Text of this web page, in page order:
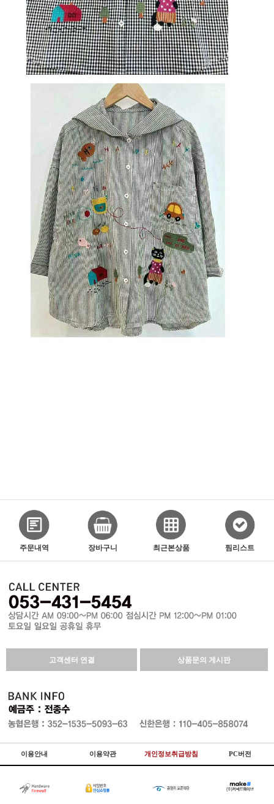
주문내역 장바구니 최근본상품 찜리스트
고객센터 연결 상품문의 게시판
이용안내 이용약관 개인정보취급방침 PC버전